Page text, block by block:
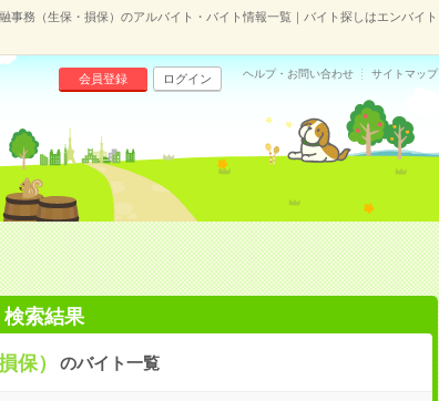
事務（生保・損保）のアルバイト・バイト情報一覧｜バイト探しはエンバイト
会員登録 ログイン ヘルプ・お問い合わせ サイトマップ
検索結果
保） のバイト一覧